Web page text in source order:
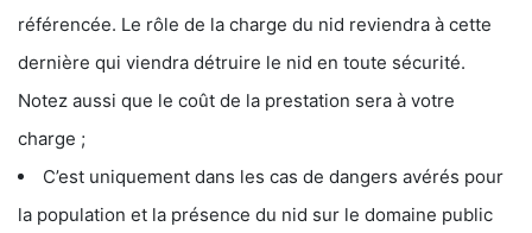
référencée. Le rôle de la charge du nid reviendra à cette
dernière qui viendra détruire le nid en toute sécurité.
Notez aussi que le coût de la prestation sera à votre
charge ;
C’est uniquement dans les cas de dangers avérés pour
la population et la présence du nid sur le domaine public